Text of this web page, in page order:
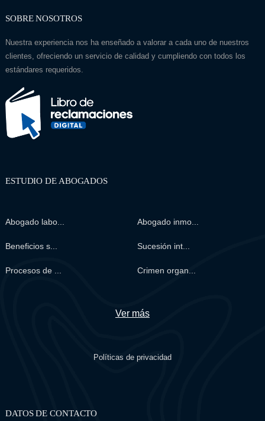
SOBRE NOSOTROS
Nuestra experiencia nos ha enseñado a valorar a cada uno de nuestros
clientes, ofreciendo un servicio de calidad y cumpliendo con todos los
estándares requeridos.
ESTUDIO DE ABOGADOS
Abogado labo... Abogado inmo...
Beneficios s... Sucesión int...
Procesos de ... Crimen organ...
Ver más
Políticas de privacidad
DATOS DE CONTACTO